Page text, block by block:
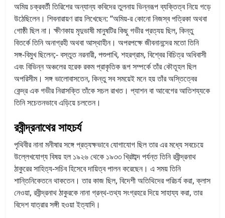
অমিয় চক্রবর্তী তিরিশের অন্যান্য কবিদের তুলনায় ভিন্নরূপ ব্যক্তিত্ব নিয়ে গড়ে
উঠেছিলেন। শিবনারায়ণ রায় লিখেছেন: “অমিয়-র কোনো নিজস্ব পত্রিকা অথবা
গোষ্ঠী ছিল না। ক্ষীণকায় মৃদুভাষী মানুষটির কিছু গভীর প্রত্যয় ছিল, কিন্তু
বিতর্কে তিনি অনাগ্রহী অথবা আস্থাহীন। অপরপক্ষে জীবনানন্দের মতো তিনি
সঙ্গ-বিমুখ ছিলেন;- বস্তুত নরনারী, পশুপাখি, শহরগ্রাম, বিশ্বের বিচিত্র অধিবাসী
এবং বিভিন্ন অঞ্চলের হরেক রকম প্রাকৃতিক রূপ সম্পর্কে তাঁর কৌতূহল ছিল
অপরিসীম। সঙ্গ ভালোবাসতেন, কিন্তু সব সময়েই মনে হয় তাঁর অস্তিত্বের
কেন্দ্র এক গভীর নিরাসক্তি তাঁকে সচল রাখত। প্যাশন বা আবেগের আতিশয্যকে
তিনি সচেতনভাবে এড়িয়ে চলতেন।
রবীন্দ্রনাথের সাহচর্য
পৃথিবীর নানা মনীষার সঙ্গে প্রত্যক্ষভাবে যোগাযোগ ছিল তার এর মধ্যে সবচেয়ে
উল্লেখযোগ্য বিষয় হল ১৯২৬ থেকে ১৯৩৩ খ্রিষ্টাব্দ পর্যন্ত তিনি রবীন্দ্রনাথ
ঠাকুরের সাহিত্য-সচিব হিসেবে দায়িত্ব পালন করেছেন। এ সময় তিনি
শান্তিনিকেতনে থাকতেন। তার কাজ ছিল, বিদেশী অতিথিদের পরিচর্য করা, ক্লাস
নেওয়া, রবীন্দ্রনাথ ঠাকুরকে নানা গ্রন্থ-তথ্য সংগ্রহরে দিয়ে সাহায্য করা, তার
বিদেশ যাত্রার সঙ্গী হওয়া ইত্যাদি।